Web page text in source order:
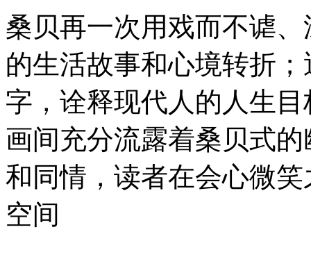
桑贝再一次用戏而不谑
的生活故事和心境转折
字，诠释现代人的人生
画间充分流露着桑贝式
和同情，读者在会心微
空间